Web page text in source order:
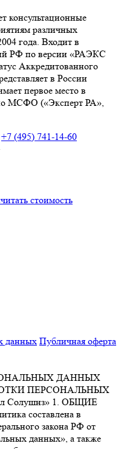
консультационные
различных
года. Входит в
РФ по версии «РАЭКС
Аккредитованного
в России
первое место в
по МСФО («Эксперт РА»,
+7 (495) 741-14-60
стоимость
данных Публичная оферта
ДАННЫХ
ПЕРСОНАЛЬНЫХ
1. ОБЩИЕ
составлена в
закона РФ от
данных», а также